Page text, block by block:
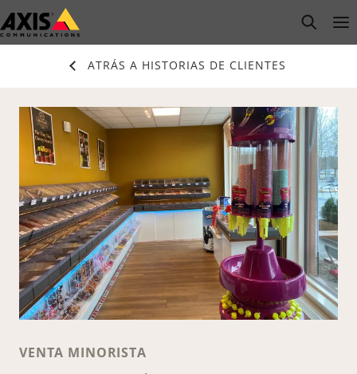
Saltar
al
open
ATRÁS A HISTORIAS DE CLIENTES
VENTA MINORISTA